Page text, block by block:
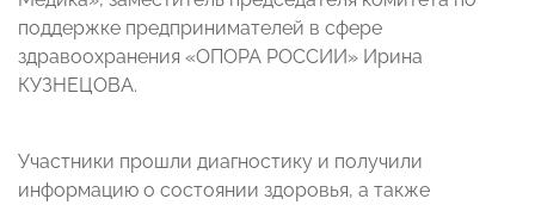
поддержке предпринимателей в сфере
здравоохранения «ОПОРА РОССИИ» Ирина
КУЗНЕЦОВА.
Участники прошли диагностику и получили
информацию о состоянии здоровья, а также